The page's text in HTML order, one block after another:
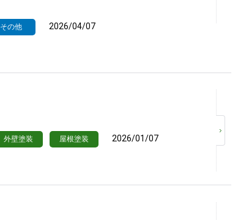
その他 2026/04/07
外壁塗装 屋根塗装 2026/01/07